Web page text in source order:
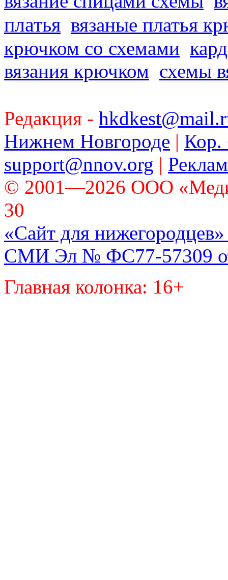
платья вязаные платья
крючком со схемами
вязания крючком схемы
Редакция -
Нижнем Новгороде | Кор.
support@nnov.org |
© 2001—2026 ООО
30
«Сайт для нижегородцев»
СМИ Эл № ФС77-57309
Главная колонка: 16+